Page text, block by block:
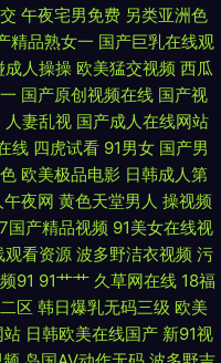
色 91乱子伦国产乱子伦 国产九
利视频 成人吃瓜资源在线 老司
产亚洲欧美成人 日韩福利视頻
精品人妻 中文字幕人妻有码在
99精品久久 在线不卡视频一区
A∨ 91探花在线吃瓜 久久精品国
视频污aqq 日韩精品色网 91视
午夜宅男免费 另类亚洲色
精品熟女一 国产巨乳在线观
成人操操 欧美猛交视频 西瓜
国产原创视频在线 国产视
人妻乱视 国产成人在线网站
线 四虎试看 91男女 国产男
欧美极品电影 日韩成人第
午夜网 黄色天堂男人 操视频
国产精品视频 91美女在线视
观看资源 波多野洁衣视频 污
91 91艹艹 久草网在线 18福
区 韩日爆乳无码三级 欧美
站 日韩欧美在线国产 新91视